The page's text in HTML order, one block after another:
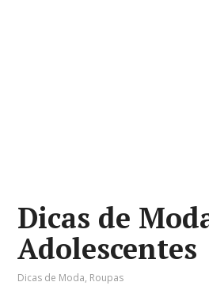
Dicas de
Adolescentes
Dicas de Moda, Roupas